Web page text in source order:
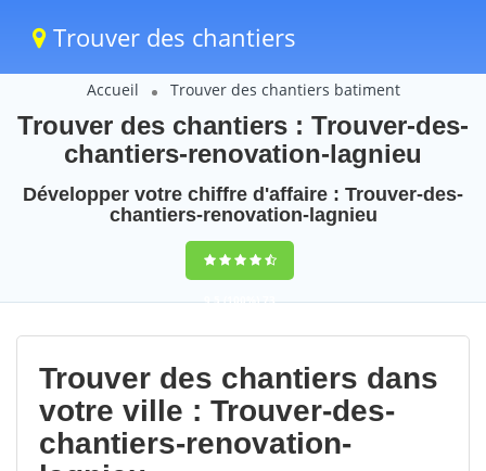
Trouver des chantiers
Accueil Trouver des chantiers batiment
Trouver des chantiers : Trouver-des-
chantiers-renovation-lagnieu
Développer votre chiffre d'affaire : Trouver-des-
chantiers-renovation-lagnieu
9,5(100%)73
votes
Trouver des chantiers dans
votre ville : Trouver-des-
chantiers-renovation-